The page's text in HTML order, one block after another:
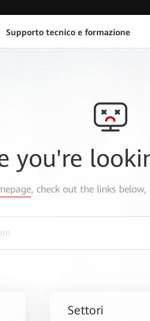
Supporto tecnico e formazione
you're
, check out the links
Settori